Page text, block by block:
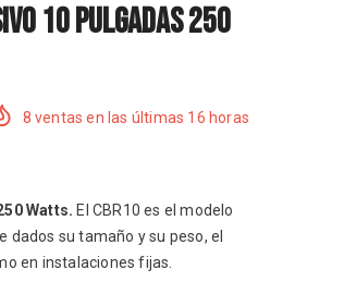
10 Pulgadas 250
8 ventas en las últimas 16 horas
Watts. El CBR10 es el modelo
dados su tamaño y su peso, el
en instalaciones fijas.